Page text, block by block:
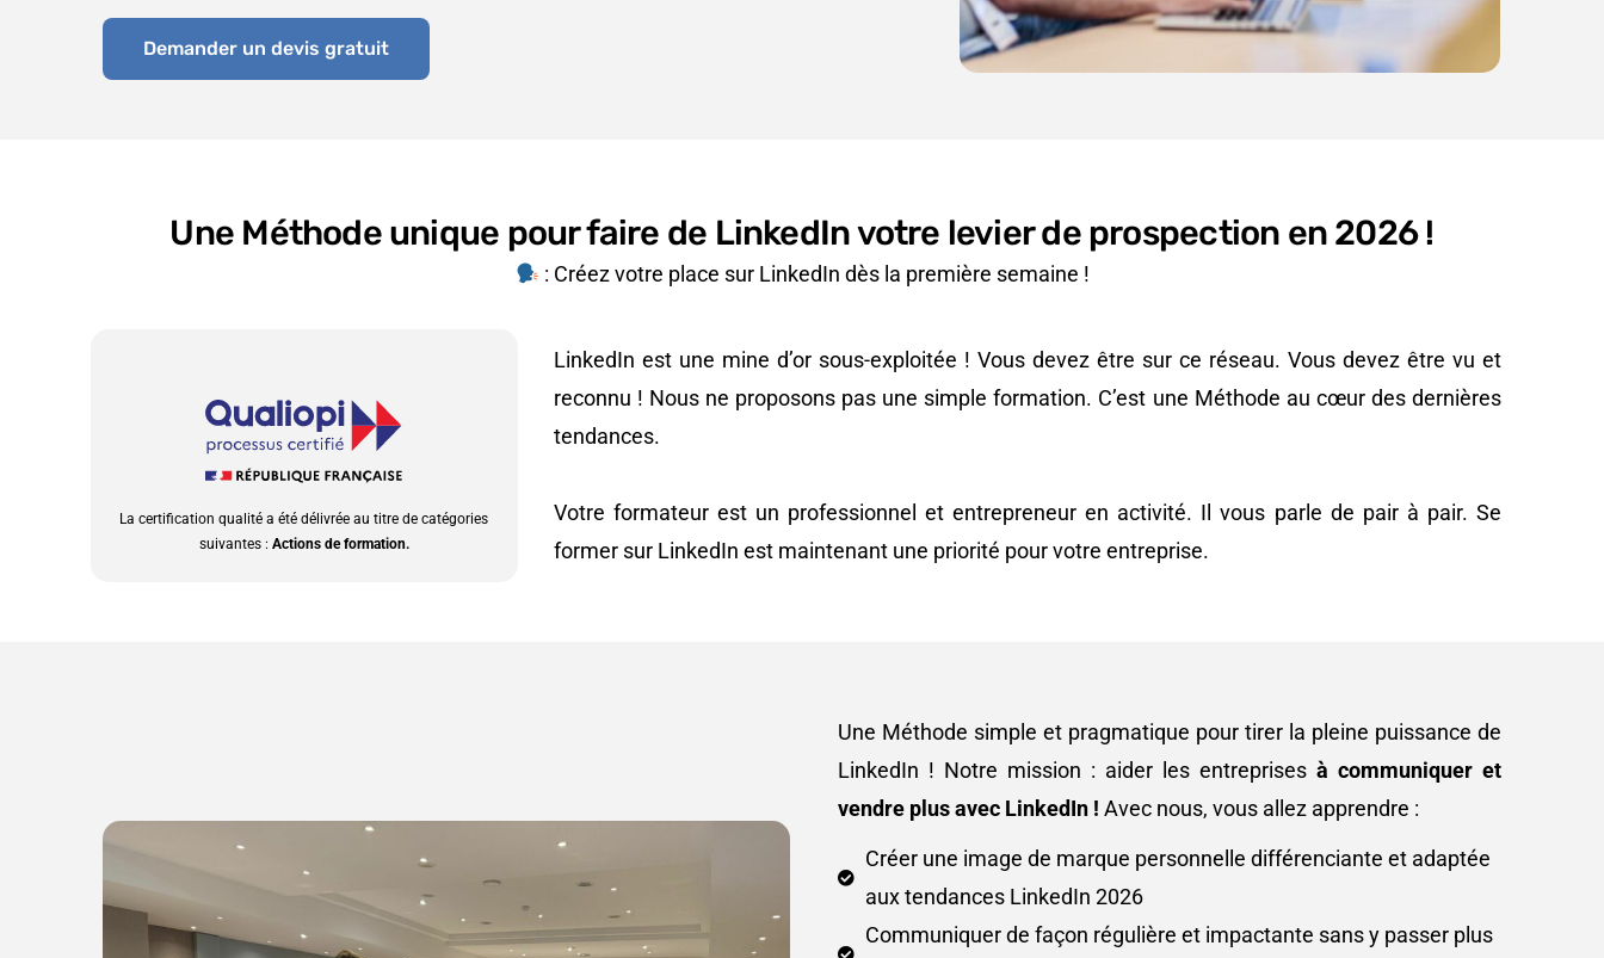
Je recommande cette formation à
toutes les personnes qui souhaitent
développer une présence LinkedIn
Demander un devis gratuit
Une Méthode unique pour faire de LinkedIn votre levier de prospection en 2026 !
: Créez votre place sur LinkedIn dès la première semaine !
La certification qualité a été délivrée au titre de catégories
suivantes : Actions de formation.
LinkedIn est une mine d’or sous-exploitée ! Vous devez être sur ce réseau. Vous devez être vu et
reconnu ! Nous ne proposons pas une simple formation. C’est une Méthode au cœur des dernières
tendances.
Votre formateur est un professionnel et entrepreneur en activité. Il vous parle de pair à pair. Se
former sur LinkedIn est maintenant une priorité pour votre entreprise.
Une Méthode simple et pragmatique pour tirer la pleine puissance de
LinkedIn ! Notre mission : aider les entreprises à communiquer et
vendre plus avec LinkedIn ! Avec nous, vous allez apprendre :
Créer une image de marque personnelle différenciante et adaptée
aux tendances LinkedIn 2026
Communiquer de façon régulière et impactante sans y passer plus